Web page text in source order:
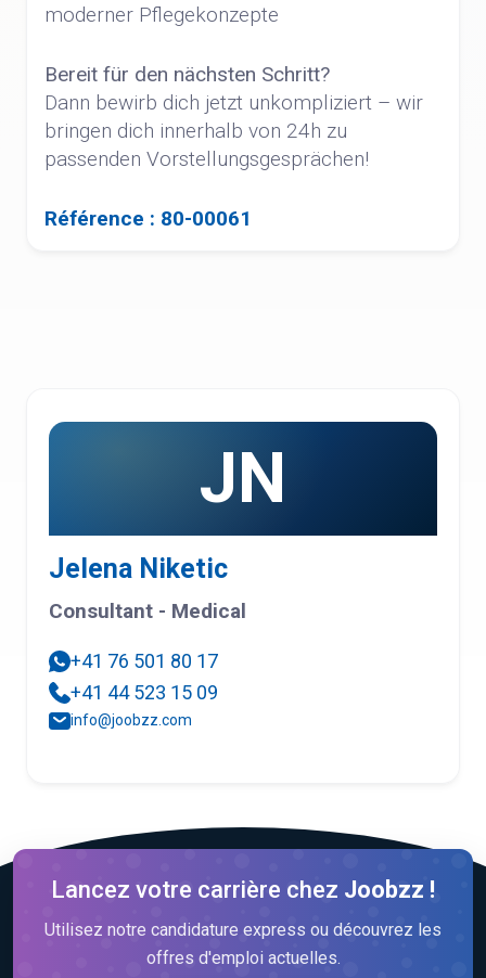
moderner Pflegekonzepte
Bereit für den nächsten Schritt?
Dann bewirb dich jetzt unkompliziert – wir
bringen dich innerhalb von 24h zu
passenden Vorstellungsgesprächen!
Référence : 80-00061
JN
Jelena Niketic
Consultant - Medical
+41 76 501 80 17
+41 44 523 15 09
info@joobzz.com
Lancez votre carrière chez Joobzz !
Utilisez notre candidature express ou découvrez les
offres d'emploi actuelles.